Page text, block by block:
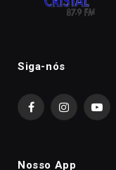
Siga-nós
FacebookInstagram
Nosso App